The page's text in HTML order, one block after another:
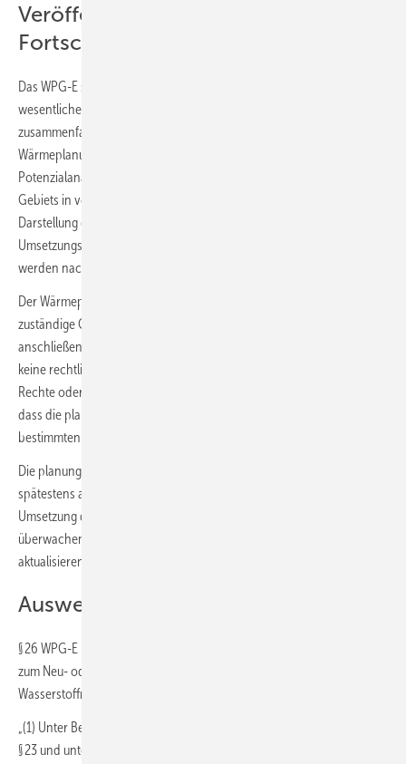
Veröffentlichung bis zur
Fortschreibung
Das WPG-E sieht vor, dass die planungsverantwortliche Stelle die
wesentlichen Ergebnisse der Wärmeplanung im Wärmeplan
zusammenfasst. Sie dokumentiert den Zeitpunkt des Abschlusses der
Wärmeplanung. Die Ergebnisse der Bestandsanalyse und der
Potenzialanalyse, das Zielszenario, die Einteilung des beplanten
Gebiets in voraussichtliche Wärmeversorgungsgebiete, die
Darstellung der Versorgungsoptionen für das Zieljahr sowie die
Umsetzungsmaßnahmen sind wesentlicher Teil des Wärmeplans. Sie
werden nach Maßgabe der Anlage 2 im WPG dargestellt.
Der Wärmeplan wird durch das nach Maßgabe des Landesrechts
zuständige Gremium oder die zuständige Stelle beschlossen und
anschließend im Internet veröffentlicht. Wichtig: Der Wärmeplan hat
keine rechtliche Außenwirkung und begründet keine einklagbaren
Rechte oder Pflichten. Durch Landesrecht kann bestimmt werden,
dass die planungsverantwortliche Stelle den Wärmeplan einer hierzu
bestimmten Stelle zur Genehmigung vorlegen muss.
Die planungsverantwortliche Stelle ist verpflichtet, den Wärmeplan
spätestens alle fünf Jahre zu überprüfen und die Fortschritte bei der
Umsetzung der ermittelten Strategien und Maßnahmen zu
überwachen. Bei Bedarf ist der Wärmeplan zu überarbeiten und zu
aktualisieren (Fortschreibung).
Ausweisung von Gebieten
§ 26 WPG-E regelt die Entscheidung über die Ausweisung als Gebiet
zum Neu- oder Ausbau von Wärmenetzen oder als
Wasserstoffnetzausbaugebiet:
„(1) Unter Berücksichtigung der Ergebnisse der Wärmeplanung nach
§ 23 und unter Abwägung der berührten öffentlichen und privaten